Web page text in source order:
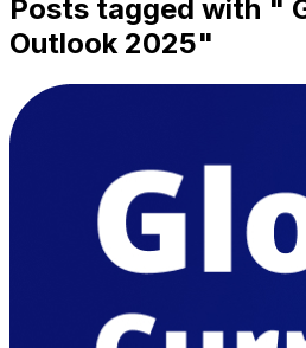
Posts tagged with "
Outlook 2025"